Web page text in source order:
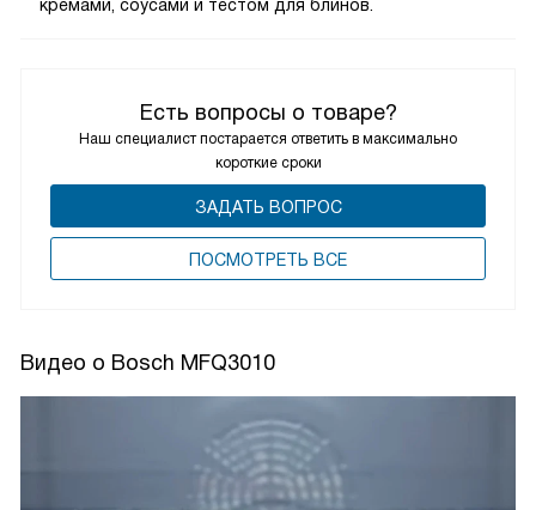
Есть вопросы о товаре?
Наш специалист постарается ответить в максимально
короткие сроки
ЗАДАТЬ ВОПРОС
ПОCМОТРЕТЬ ВСЕ
кремами, соусами и тестом для блинов.
Видео о Bosch MFQ3010